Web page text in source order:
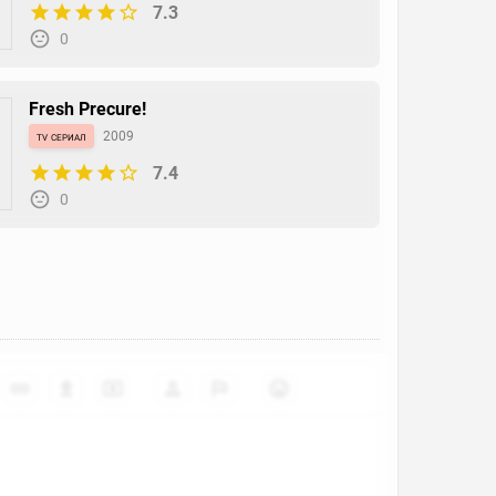
7.3
0
Fresh Precure!
tv сериал 2009
7.4
0